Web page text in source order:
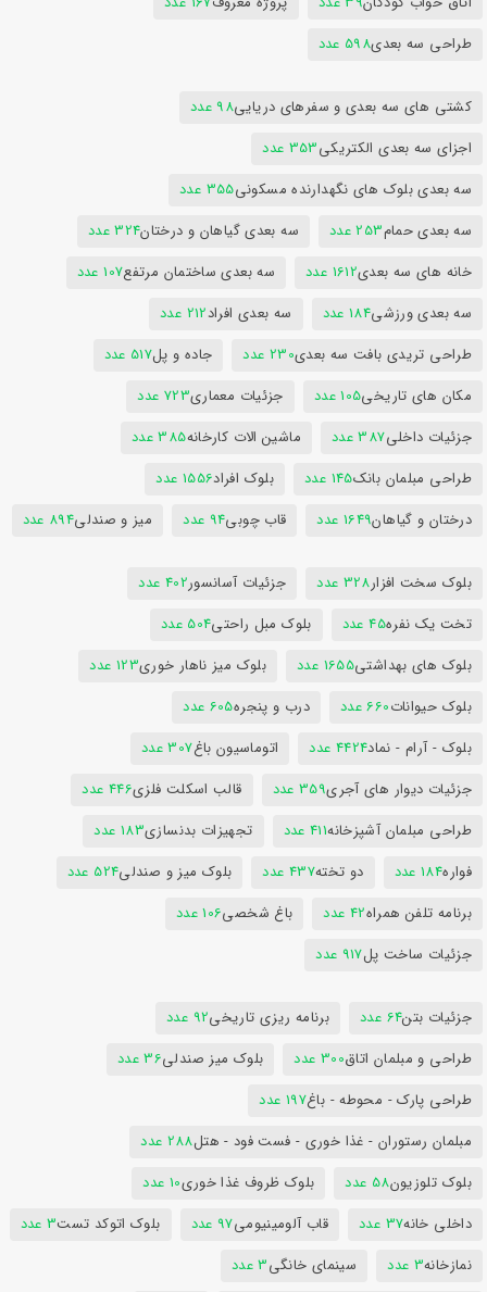
طراحی سه بعدی598 عدد
کشتی های سه بعدی و سفرهای دریایی98 عدد
اجزای سه بعدی الکتریکی353 عدد
سه بعدی بلوک های نگهدارنده مسکونی355 عدد
سه بعدی حمام253 عدد سه بعدی گیاهان و درختان324 عدد
خانه های سه بعدی1612 عدد سه بعدی ساختمان مرتفع107 عدد
سه بعدی ورزشی184 عدد سه بعدی افراد212 عدد
طراحی تریدی بافت سه بعدی230 عدد جاده و پل517 عدد
مکان های تاریخی105 عدد جزئیات معماری723 عدد
جزئیات داخلی387 عدد ماشین الات کارخانه385 عدد
طراحی مبلمان بانک145 عدد بلوک افراد1556 عدد
درختان و گیاهان1649 عدد قاب چوبی94 عدد میز و صندلی894 عدد
بلوک سخت افزار328 عدد جزئیات آسانسور402 عدد
تخت یک نفره45 عدد بلوک مبل راحتی504 عدد
بلوک های بهداشتی1655 عدد بلوک میز ناهار خوری123 عدد
بلوک حیوانات660 عدد درب و پنجره605 عدد
بلوک - آرام - نماد4424 عدد اتوماسیون باغ307 عدد
جزئیات دیوار های آجری359 عدد قالب اسکلت فلزی446 عدد
طراحی مبلمان آشپزخانه411 عدد تجهیزات بدنسازی183 عدد
فواره184 عدد دو تخته437 عدد بلوک میز و صندلی524 عدد
برنامه تلفن همراه42 عدد باغ شخصی106 عدد
جزئیات ساخت پل917 عدد
جزئیات بتن64 عدد برنامه ریزی تاریخی92 عدد
طراحی و مبلمان اتاق300 عدد بلوک میز صندلی36 عدد
طراحی پارک - محوطه - باغ197 عدد
مبلمان رستوران - غذا خوری - فست فود - هتل288 عدد
بلوک تلوزیون58 عدد بلوک ظروف غذا خوری10 عدد
داخلی خانه37 عدد قاب آلومینیومی97 عدد بلوک اتوکد تست3 عدد
نمازخانه3 عدد سینمای خانگی3 عدد